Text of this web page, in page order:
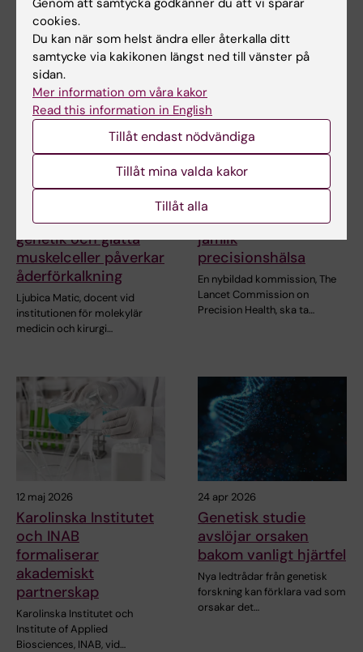
forskning? En…
forskning? En…
forskning om hur
genetik och glatta
muskelceller påverkar
åderförkalkning
Ljubica Matic, docent vid
institutionen för molekylär
medicin och kirurgi…
26 maj 2026
Global kommission
ska bana väg för
jämlik
precisionshälsa
En nybildad kommission, The
Lancet Commission on
Precision Health, ska ta…
12 maj 2026
Karolinska Institutet
och INAB
formaliserar
akademiskt
partnerskap
Karolinska Institutet och
Institute of Applied
Biosciences, INAB, vid…
24 apr 2026
Genetisk studie
avslöjar orsaken
bakom vanligt hjärtfel
Nya ledtrådar från genetisk
forskning kan förklara vad som
orsakar det…
Genom att samtycka godkänner du att vi sparar
cookies.
Du kan när som helst ändra eller återkalla ditt
samtycke via kakikonen längst ned till vänster på
sidan.
Mer information om våra kakor
Read this information in English
Tillåt endast nödvändiga
Tillåt mina valda kakor
Tillåt alla